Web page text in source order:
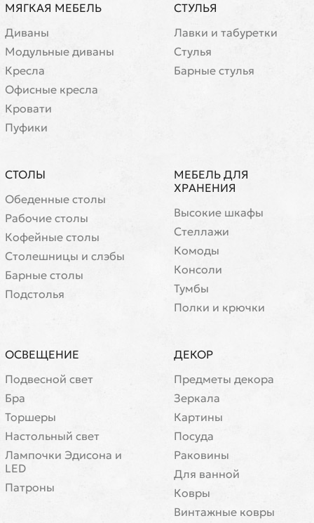
МЯГКАЯ МЕБЕЛЬ
Диваны
Модульные диваны
Кресла
Офисные кресла
Кровати
Пуфики
СТУЛЬЯ
Лавки и табуретки
Стулья
Барные стулья
СТОЛЫ
Обеденные столы
Рабочие столы
Кофейные столы
Cтолешницы и слэбы
Барные столы
Подстолья
МЕБЕЛЬ ДЛЯ
ХРАНЕНИЯ
Высокие шкафы
Стеллажи
Комоды
Консоли
Тумбы
Полки и крючки
ОСВЕЩЕНИЕ
Подвесной свет
Бра
Торшеры
Настольный свет
Лампочки Эдисона и
LED
Патроны
ДЕКОР
Предметы декора
Зеркала
Картины
Посуда
Раковины
Для ванной
Ковры
Винтажные ковры